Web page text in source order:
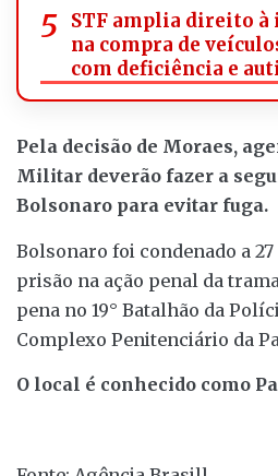
STF amplia direito
na compra de
com deficiência e
Pela decisão de Moraes,
Militar deverão fazer a
Bolsonaro para evitar fuga.
Bolsonaro foi condenado a 27
prisão na ação penal da
pena no 19° Batalhão da
Complexo Penitenciário da
O local é conhecido como